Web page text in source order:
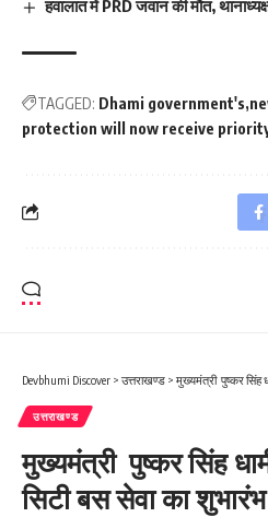
हवालात में PRD जवान की मौत,
TAGGED: Dhami government's
protection will now receive
Devbhumi Discover > उत्तराखण्ड > मुख्यमंत्री पुष्कर सिंह
उत्तराखण्ड
मुख्यमंत्री पुष्कर सिंह
सिटी बस सेवा का शुभारंभ